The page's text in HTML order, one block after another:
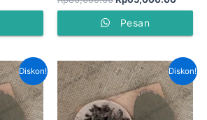
Pesan
Diskon!Harga
saat
ini
adalah:
Rp135,000.00.
Diskon!
Harga
aslinya
adalah:
Rp100,000.00.
Harga
saat
ini